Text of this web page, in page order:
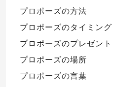
プロポーズの方法
プロポーズのタイミング
プロポーズのプレゼント
プロポーズの場所
プロポーズの言葉